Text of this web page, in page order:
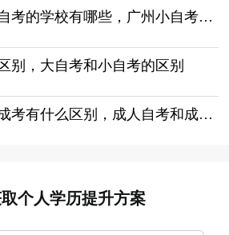
广东省广州市小自考的学校有哪些，广州小自考报什么机构好
别，大自考和小自考的区别
成人自考和成人成考有什么区别，成人自考和成考的区别
个人学历提升方案